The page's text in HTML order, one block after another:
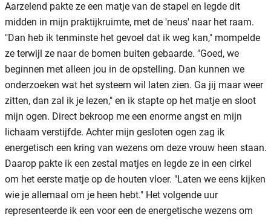
Aarzelend pakte ze een matje van de stapel en legde dit
midden in mijn praktijkruimte, met de 'neus' naar het raam.
"Dan heb ik tenminste het gevoel dat ik weg kan," mompelde
ze terwijl ze naar de bomen buiten gebaarde. "Goed, we
beginnen met alleen jou in de opstelling. Dan kunnen we
onderzoeken wat het systeem wil laten zien. Ga jij maar weer
zitten, dan zal ik je lezen," en ik stapte op het matje en sloot
mijn ogen. Direct bekroop me een enorme angst en mijn
lichaam verstijfde. Achter mijn gesloten ogen zag ik
energetisch een kring van wezens om deze vrouw heen staan.
Daarop pakte ik een zestal matjes en legde ze in een cirkel
om het eerste matje op de houten vloer. "Laten we eens kijken
wie je allemaal om je heen hebt." Het volgende uur
representeerde ik een voor een de energetische wezens om